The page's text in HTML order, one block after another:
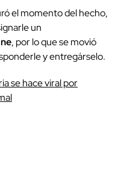
el momento del hecho,
un
, por lo que se movió
y entregárselo.
se hace viral por